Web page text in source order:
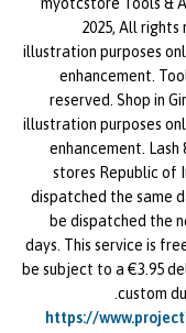
2025, All
illustration purposes
enhancement.
reserved. Shop in
illustration purposes
enhancement. Lash
stores Republic of
dispatched the same
be dispatched the
days. This service is
be subject to a €3.95
custom
https://